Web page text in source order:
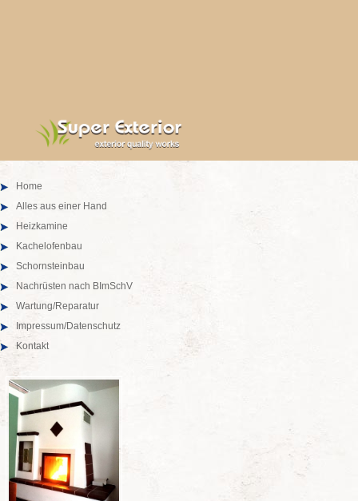
Home
Alles aus einer Hand
Heizkamine
Kachelofenbau
Schornsteinbau
Nachrüsten nach BImSchV
Wartung/Reparatur
Impressum/Datenschutz
Kontakt